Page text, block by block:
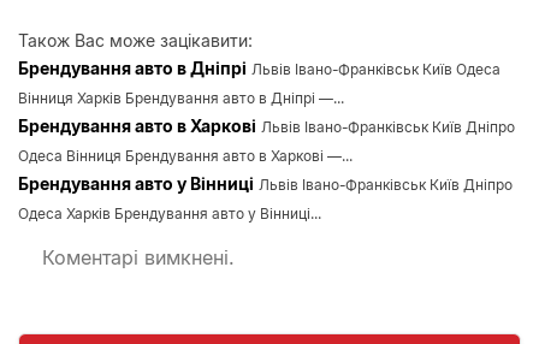
Також Вас може зацікавити:
Брендування авто в Дніпрі Львів Івано-Франківськ Київ Одеса
Вінниця Харків Брендування авто в Дніпрі —...
Брендування авто в Харкові Львів Івано-Франківськ Київ Дніпро
Одеса Вінниця Брендування авто в Харкові —...
Брендування авто у Вінниці Львів Івано-Франківськ Київ Дніпро
Одеса Харків Брендування авто у Вінниці...
Коментарі вимкнені.